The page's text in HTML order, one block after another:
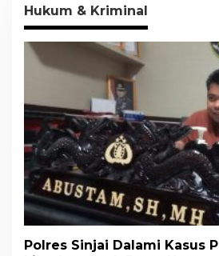
Hukum & Kriminal
Polres Sinjai Dalami Kasus